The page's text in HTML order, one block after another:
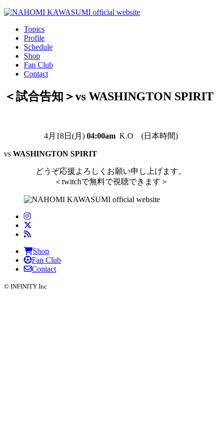
Topics
Profile
Schedule
Shop
Fan Club
Contact
＜試合告知＞vs WASHINGTON SPIRIT
4月18日(月) 04:00am K.O (日本時間)
vs WASHINGTON SPIRIT
どうぞ応援よろしくお願い申し上げます。
＜twitchで無料で視聴できます＞
Shop
Fan Club
Contact
© INFINITY Inc